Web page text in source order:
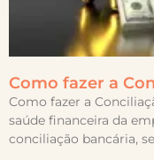
Como fazer a
Como fazer a
saúde financeira da
conciliação bancária,